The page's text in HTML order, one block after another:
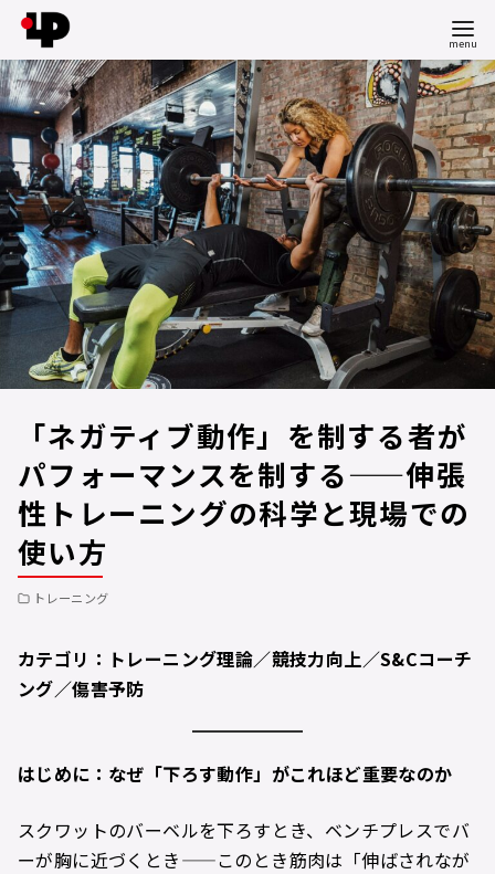
コ
ン
テ
ン
ツ
へ
移
動
「ネガティブ動作」を制する者が
パフォーマンスを制する——伸張
性トレーニングの科学と現場での
使い方
トレーニング
カテゴリ：トレーニング理論／競技力向上／S&Cコーチ
ング／傷害予防
はじめに：なぜ「下ろす動作」がこれほど重要なのか
スクワットのバーベルを下ろすとき、ベンチプレスでバ
ーが胸に近づくとき——このとき筋肉は「伸ばされなが